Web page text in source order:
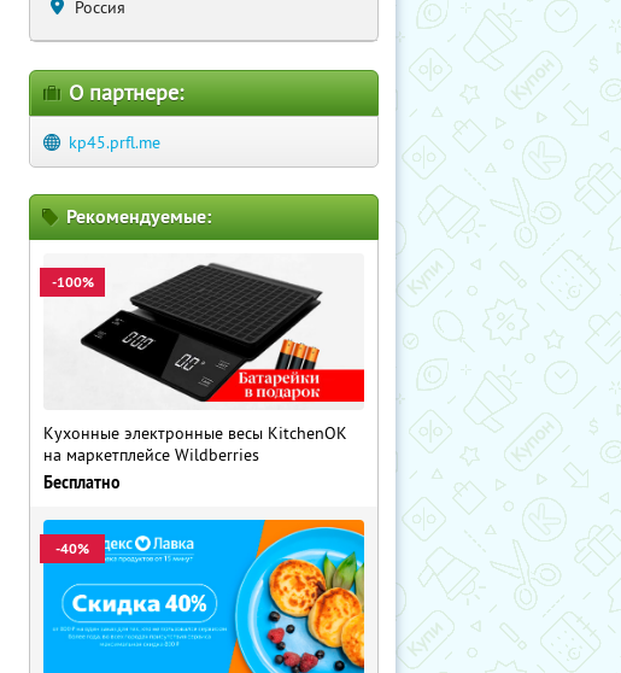
Россия
О партнере:
kp45.prfl.me
Рекомендуемые:
-100%
Кухонные электронные весы KitchenOK
на маркетплейсе Wildberries
Бесплатно
-40%